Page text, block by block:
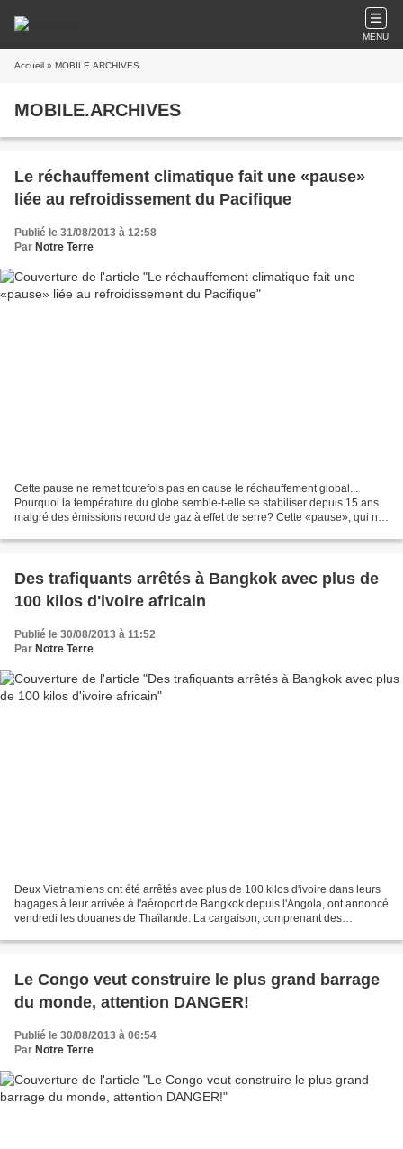
MENU
Accueil » MOBILE.ARCHIVES
MOBILE.ARCHIVES
Le réchauffement climatique fait une «pause»
liée au refroidissement du Pacifique
Publié le 31/08/2013 à 12:58
Par Notre Terre
Cette pause ne remet toutefois pas en cause le réchauffement global...
Pourquoi la température du globe semble-t-elle se stabiliser depuis 15 ans
malgré des émissions record de gaz à effet de serre? Cette «pause», qui ne
Des trafiquants arrêtés à Bangkok avec plus de
100 kilos d'ivoire africain
Publié le 30/08/2013 à 11:52
Par Notre Terre
Deux Vietnamiens ont été arrêtés avec plus de 100 kilos d'ivoire dans leurs
bagages à leur arrivée à l'aéroport de Bangkok depuis l'Angola, ont annoncé
vendredi les douanes de Thaïlande. La cargaison, comprenant des
Le Congo veut construire le plus grand barrage
du monde, attention DANGER!
Publié le 30/08/2013 à 06:54
Par Notre Terre